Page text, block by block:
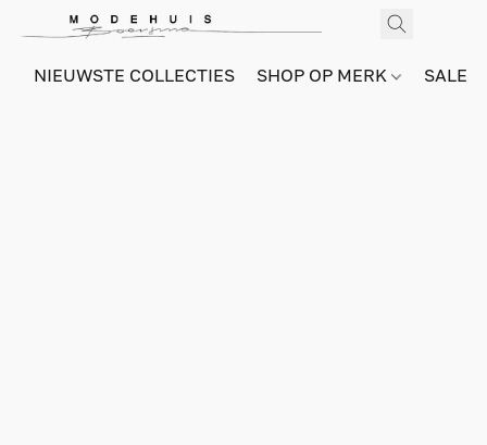
NIEUWSTE COLLECTIES SHOP OP MERK SALE